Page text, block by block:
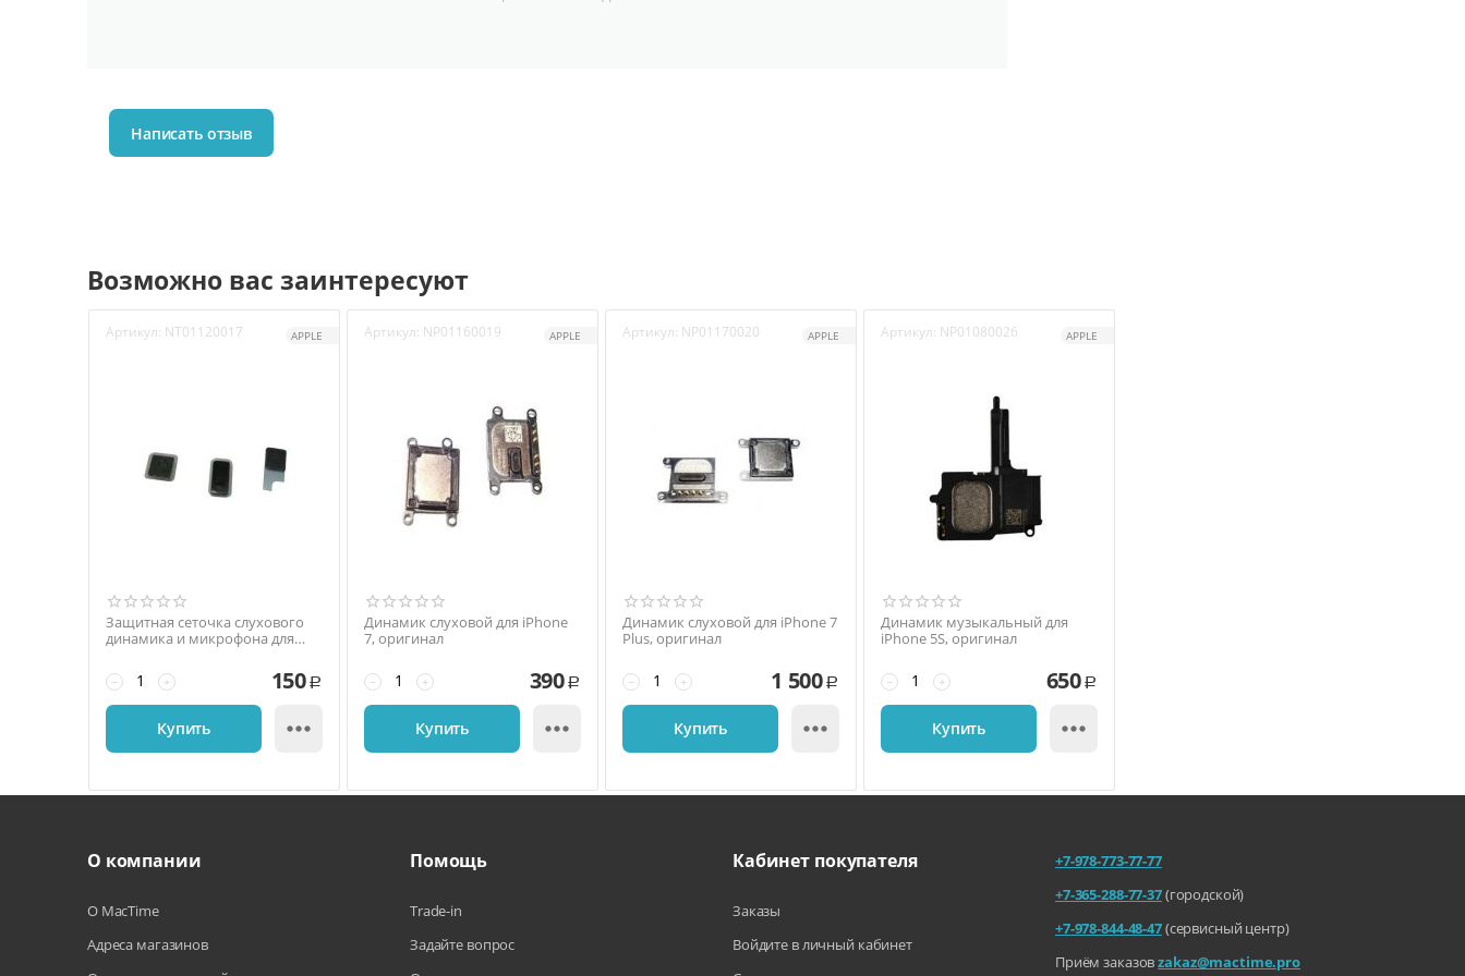
Написать отзыв
Возможно вас заинтересуют
Артикул: NT01120017 APPLE
Защитная сеточка слухового
динамика и микрофона для
+
− 150 Р
Купить 
Артикул: NP01160019 APPLE
Динамик слуховой для iPhone
7, оригинал
+
− 390 Р
Купить 
Артикул: NP01170020 APPLE
Динамик слуховой для iPhone 7
Plus, оригинал
+
− 1 500 Р
Купить 
Артикул: NP01080026 APPLE
Динамик музыкальный для
iPhone 5S, оригинал
+
− 650 Р
Купить 
О компании
О MacTime
Адреса магазинов
Помощь
Trade-in
Задайте вопрос
Кабинет покупателя
Заказы
Войдите в личный кабинет
+7-978-773-77-77
+7-365-288-77-37(городской)
+7-978-844-48-47(сервисный центр)
Приём заказовzakaz@mactime.pro